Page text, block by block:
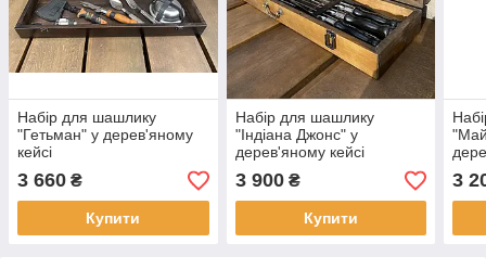
Набір для шашлику
"Гетьман" у дерев'яному
кейсі
3 660 ₴
Купити
Набір для шашлику
"Індіана Джонс" у
дерев'яному кейсі
3 900₴
Купити
3